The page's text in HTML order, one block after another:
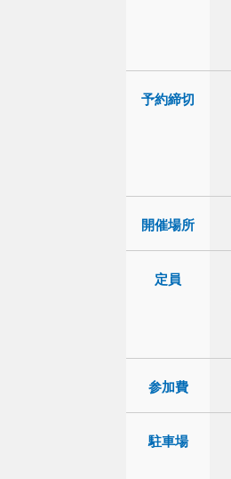
予約締切
開催場所
定員
参加費
駐車場